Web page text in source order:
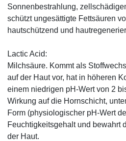
Sonnenbestrahlung,
schützt ungesättigte Fettsäuren
hautschützend und
Lactic Acid:
Milchsäure. Kommt als
auf der Haut vor, hat in höheren
einem niedrigen pH-Wert von 2
Wirkung auf die Hornschicht,
Form (physiologischer pH-Wert
Feuchtigkeitsgehalt und bewahrt
der Haut.